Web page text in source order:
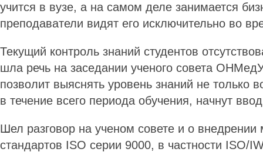
учится в вузе, а на самом деле занимается
преподаватели видят его исключительно во
Текущий контроль знаний студентов
шла речь на заседании ученого совета
позволит выяснять уровень знаний не только
в течение всего периода обучения, начнут
Шел разговор на ученом совете и о
стандартов ISO серии 9000, в частности ISO/